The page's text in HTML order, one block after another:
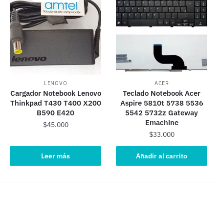
LENOVO
Cargador Notebook Lenovo
Thinkpad T430 T400 X200
B590 E420
$45.000
Leer más
ACER
Teclado Notebook Acer
Aspire 5810t 5738 5536
5542 5732z Gateway
Emachine
$33.000
Añadir al carrito